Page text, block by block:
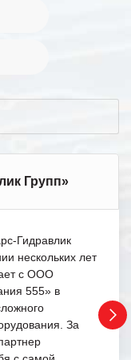
Групп»
Гидравлик
нескольких лет
с ООО
555» в
За